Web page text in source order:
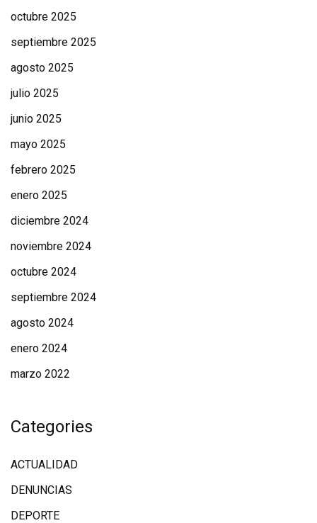
octubre 2025
septiembre 2025
agosto 2025
julio 2025
junio 2025
mayo 2025
febrero 2025
enero 2025
diciembre 2024
noviembre 2024
octubre 2024
septiembre 2024
agosto 2024
enero 2024
marzo 2022
Categories
ACTUALIDAD
DENUNCIAS
DEPORTE